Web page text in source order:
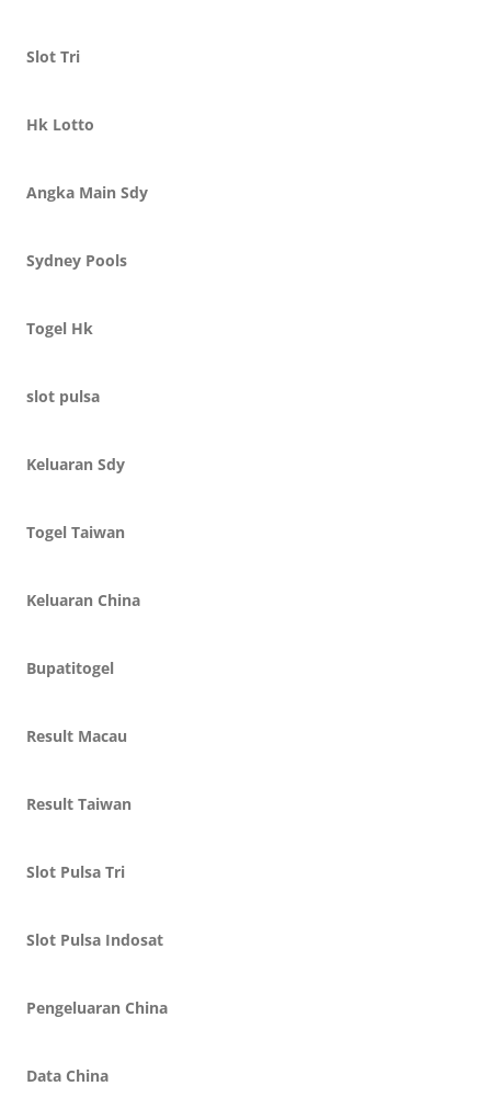
Slot Tri
Hk Lotto
Angka Main Sdy
Sydney Pools
Togel Hk
slot pulsa
Keluaran Sdy
Togel Taiwan
Keluaran China
Bupatitogel
Result Macau
Result Taiwan
Slot Pulsa Tri
Slot Pulsa Indosat
Pengeluaran China
Data China